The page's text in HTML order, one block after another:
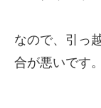
なので、引っ
合が悪いです。